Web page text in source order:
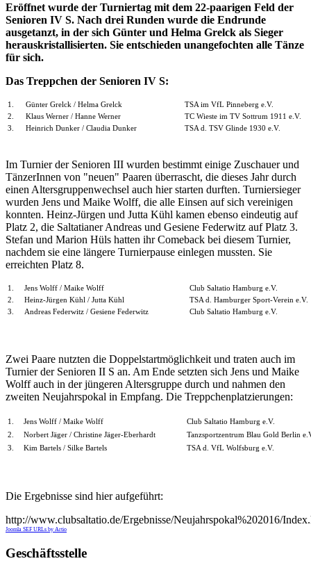
Eröffnet wurde der Turniertag mit dem 22-paarigen Feld der
Senioren IV S. Nach drei Runden wurde die Endrunde
ausgetanzt, in der sich Günter und Helma Grelck als Sieger
herauskristallisierten. Sie entschieden unangefochten alle Tänze
für sich.
Das Treppchen der Senioren IV S:
1. Günter Grelck / Helma Grelck
TSA im VfL Pinneberg e.V.
2.
Klaus Werner / Hanne Werner
TC Wieste im TV Sottrum 1911 e.V.
3.
Heinrich Dunker / Claudia Dunker TSA d. TSV Glinde 1930 e.V.
Im Turnier der Senioren III wurden bestimmt einige Zuschauer und
TänzerInnen von "neuen" Paaren überrascht, die dieses Jahr durch
einen Altersgruppenwechsel auch hier starten durften. Turniersieger
wurden Jens und Maike Wolff, die alle Einsen auf sich vereinigen
konnten. Heinz-Jürgen und Jutta Kühl kamen ebenso eindeutig auf
Platz 2, die Saltatianer Andreas und Gesiene Federwitz auf Platz 3.
Stefan und Marion Hüls hatten ihr Comeback bei diesem Turnier,
nachdem sie eine längere Turnierpause einlegen mussten. Sie
erreichten Platz 8.
1. Jens Wolff / Maike Wolff
Club Saltatio Hamburg e.V.
2.
Heinz-Jürgen Kühl / Jutta Kühl
TSA d. Hamburger Sport-Verein e.V.
3.
Andreas Federwitz / Gesiene Federwitz Club Saltatio Hamburg e.V.
Zwei Paare nutzten die Doppelstartmöglichkeit und traten auch im
Turnier der Senioren II S an. Am Ende setzten sich Jens und Maike
Wolff auch in der jüngeren Altersgruppe durch und nahmen den
zweiten Neujahrspokal in Empfang. Die Treppchenplatzierungen:
1. Jens Wolff / Maike Wolff
Club Saltatio Hamburg e.V.
2.
Norbert Jäger / Christine Jäger-Eberhardt
Tanzsportzentrum Blau Gold Berlin
3.
Kim Bartels / Silke Bartels TSA d. VfL Wolfsburg e.V.
Die Ergebnisse sind hier aufgeführt:
http://www.clubsaltatio.de/Ergebnisse/Neujahrspokal%202016/
Joomla SEF URLs by Artio
Geschäftsstelle